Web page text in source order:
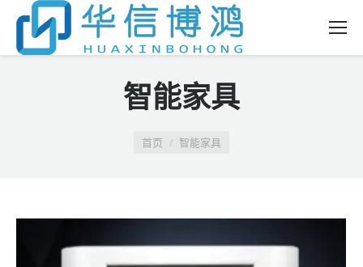
智能家具
首页 智能家具